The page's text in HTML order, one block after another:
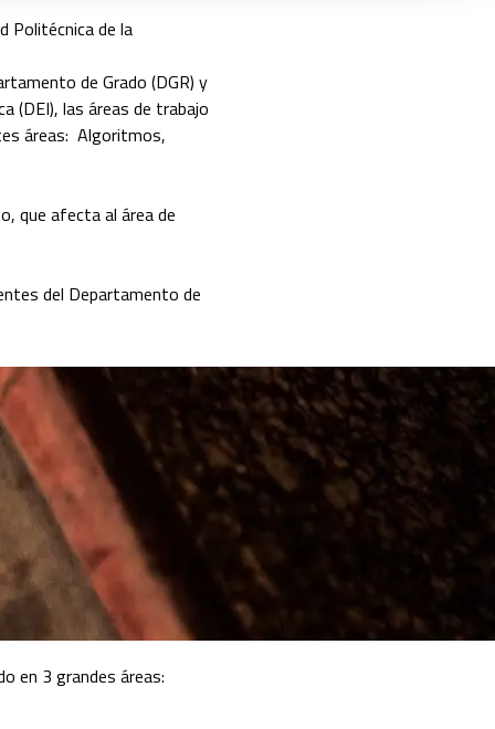
Politécnica de la
de Grado (DGR) y
(DEI), las áreas de trabajo
áreas: Algoritmos,
que afecta al área de
del Departamento de
en 3 grandes áreas: